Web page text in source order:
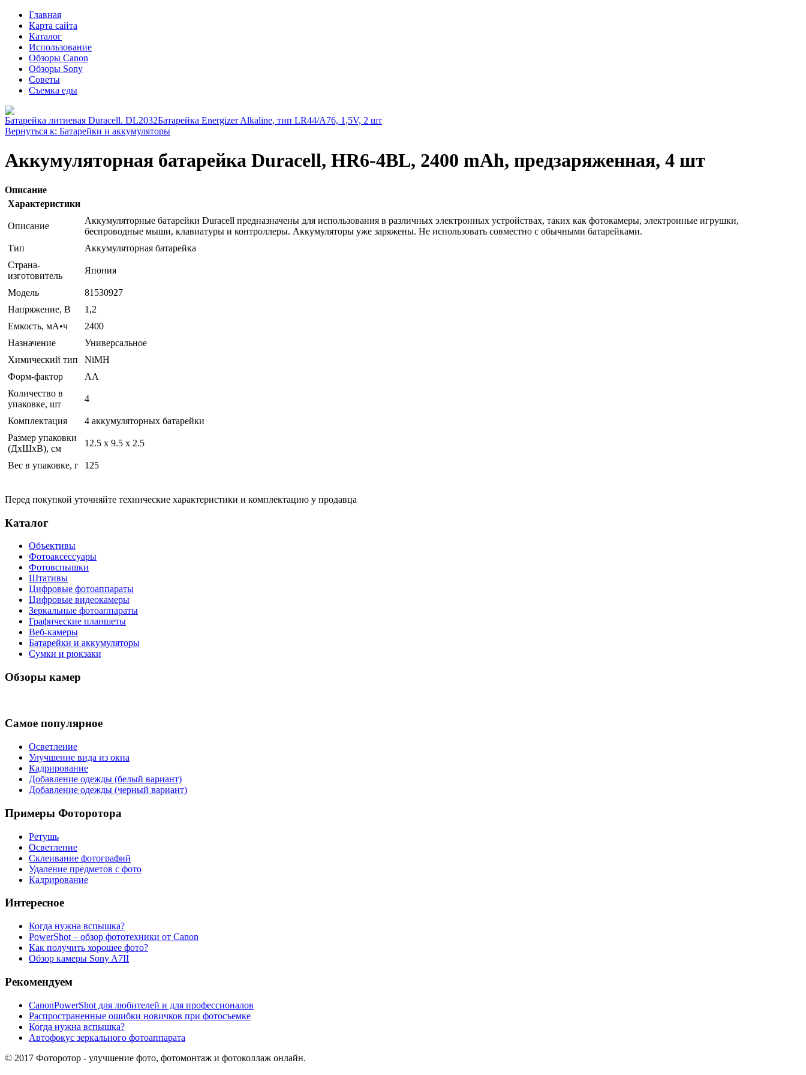
Главная
Карта сайта
Каталог
Использование
Обзоры Canon
Обзоры Sony
Советы
Съемка еды
Батарейка литиевая Duracell. DL2032Батарейка Energizer Alkaline, тип LR44/A76, 1,5V, 2 шт
Вернуться к: Батарейки и аккумуляторы
Аккумуляторная батарейка Duracell, HR6-4BL, 2400 mAh, предзаряженная, 4 шт
Описание
Характеристики
Описание
Аккумуляторные батарейки Duracell предназначены для использования в различных электронных устройствах, таких как фотокамеры, электронные игрушки,
беспроводные мыши, клавиатуры и контроллеры. Аккумуляторы уже заряжены. Не использовать совместно с обычными батарейками.
Тип
Аккумуляторная батарейка
Страна-
изготовитель
Япония
Модель
81530927
Напряжение, В
1,2
Емкость, мА•ч
2400
Назначение
Универсальное
Химический тип
NiMH
Форм-фактор
AA
Количество в
упаковке, шт
4
Комплектация
4 аккумуляторных батарейки
Размер упаковки
(ДхШхВ), см
12.5 x 9.5 x 2.5
Вес в упаковке, г 125
Перед покупкой уточняйте технические характеристики и комплектацию у продавца
Каталог
Объективы
Фотоаксессуары
Фотовспышки
Штативы
Цифровые фотоаппараты
Цифровые видеокамеры
Зеркальные фотоаппараты
Графические планшеты
Веб-камеры
Батарейки и аккумуляторы
Сумки и рюкзаки
Обзоры камер
Самое популярное
Осветление
Улучшение вида из окна
Кадрирование
Добавление одежды (белый вариант)
Добавление одежды (черный вариант)
Примеры Фоторотора
Ретушь
Осветление
Склеивание фотографий
Удаление предметов с фото
Кадрирование
Интересное
Когда нужна вспышка?
PowerShot – обзор фототехники от Canon
Как получить хорошее фото?
Обзор камеры Sony A7ІІ
Рекомендуем
CanonPowerShot для любителей и для профессионалов
Распространенные ошибки новичков при фотосъемке
Когда нужна вспышка?
Автофокус зеркального фотоаппарата
© 2017 Фоторотор - улучшение фото, фотомонтаж и фотоколлаж онлайн.